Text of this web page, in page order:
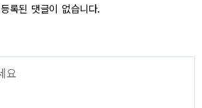
등록된 댓글이 없습니다.